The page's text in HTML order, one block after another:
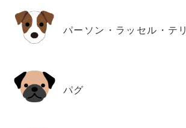
パーソン・ラッセル・テ
パグ